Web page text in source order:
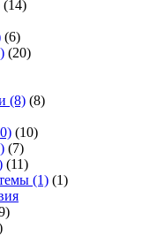
(14)
(6)
(20)
(8) (8)
(10)
(7)
(11)
(1) (1)